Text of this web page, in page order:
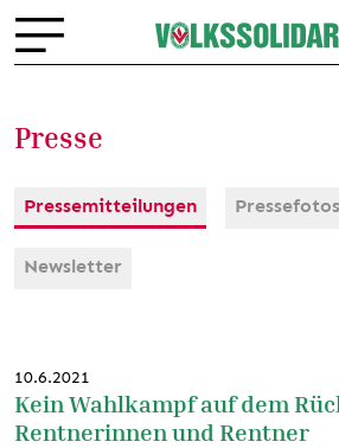
Presse
Pressemitteilungen Pressefotos
Newsletter
10.6.2021
Kein Wahlkampf auf dem
Rentnerinnen und Rentner